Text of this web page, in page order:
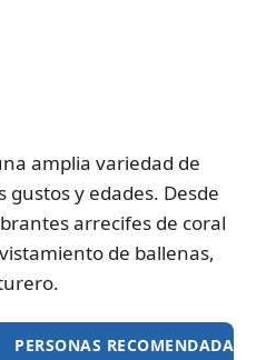
amplia variedad de
gustos y edades. Desde
arrecifes de coral
de ballenas,
PERSONAS RECOMENDADAS